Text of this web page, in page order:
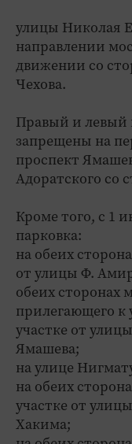
улицы Николая
направлении
движении со
Чехова.
Правый и левый
запрещены на
проспект
Адоратского со
Кроме того, с 1
парковка:
на обеих
от улицы Ф.
обеих сторонах
прилегающего к
участке от
Ямашева;
на улице
на обеих
участке от
Хакима;